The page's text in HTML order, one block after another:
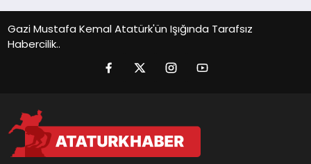
Gazi Mustafa Kemal Atatürk'ün Işığında Tarafsız
Habercilik..